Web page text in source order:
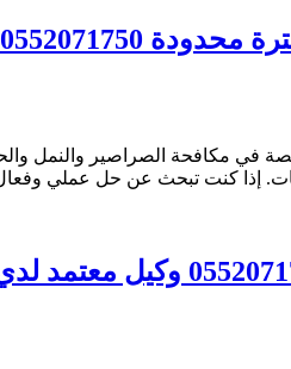
في مكافحة الصراصير والنمل
إذا كنت تبحث عن حل عملي